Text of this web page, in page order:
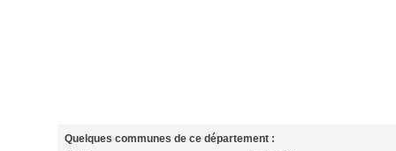
Quelques communes de ce département :